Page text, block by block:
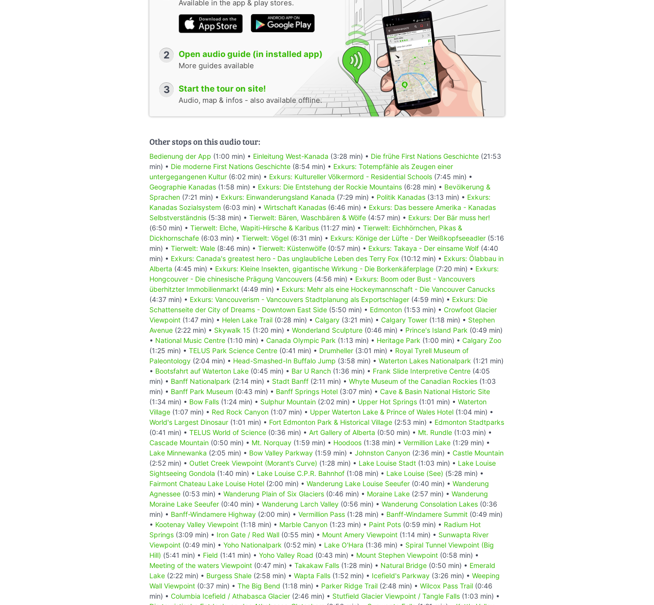
Available in the app & play stores.
2 Open audio guide (in installed app)
More guides available
3 Start the tour on site!
Audio, map & infos - also available offline.
Other stops on this audio tour:
Bedienung der App (1:00 min) • Einleitung West-Kanada (3:28 min) • Die frühe First Nations Geschichte (21:53
min) • Die moderne First Nations Geschichte (8:54 min) • Exkurs: Totempfähle als Zeugen einer
untergegangenen Kultur (6:02 min) • Exkurs: Kultureller Völkermord - Residential Schools (7:45 min) •
Geographie Kanadas (1:58 min) • Exkurs: Die Entstehung der Rockie Mountains (6:28 min) • Bevölkerung &
Sprachen (7:21 min) • Exkurs: Einwanderungsland Kanada (7:29 min) • Politik Kanadas (3:13 min) • Exkurs:
Kanadas Sozialsystem (6:03 min) • Wirtschaft Kanadas (6:46 min) • Exkurs: Das bessere Amerika - Kanadas
Selbstverständnis (5:38 min) • Tierwelt: Bären, Waschbären & Wölfe (4:57 min) • Exkurs: Der Bär muss her!
(6:50 min) • Tierwelt: Elche, Wapiti-Hirsche & Karibus (11:27 min) • Tierwelt: Eichhörnchen, Pikas &
Dickhornschafe (6:03 min) • Tierwelt: Vögel (6:31 min) • Exkurs: Könige der Lüfte - Der Weißkopfseeadler (5:16
min) • Tierwelt: Wale (8:46 min) • Tierwelt: Küstenwölfe (0:57 min) • Exkurs: Takaya - Der einsame Wolf (4:40
min) • Exkurs: Canada's greatest hero - Das unglaubliche Leben des Terry Fox (10:12 min) • Exkurs: Ölabbau in
Alberta (4:45 min) • Exkurs: Kleine Insekten, gigantische Wirkung - Die Borkenkäferplage (7:20 min) • Exkurs:
Hongcouver - Die chinesische Prägung Vancouvers (4:56 min) • Exkurs: Boom oder Bust - Vancouvers
überhitzter Immobilienmarkt (4:49 min) • Exkurs: Mehr als eine Hockeymannschaft - Die Vancouver Canucks
(4:37 min) • Exkurs: Vancouverism - Vancouvers Stadtplanung als Exportschlager (4:59 min) • Exkurs: Die
Schattenseite der City of Dreams - Downtown East Side (5:50 min) • Edmonton (1:53 min) • Crowfoot Glacier
Viewpoint (1:47 min) • Helen Lake Trail (0:28 min) • Calgary (3:21 min) • Calgary Tower (1:18 min) • Stephen
Avenue (2:22 min) • Skywalk 15 (1:20 min) • Wonderland Sculpture (0:46 min) • Prince's Island Park (0:49 min)
• National Music Centre (1:10 min) • Canada Olympic Park (1:13 min) • Heritage Park (1:00 min) • Calgary Zoo
(1:25 min) • TELUS Park Science Centre (0:41 min) • Drumheller (3:01 min) • Royal Tyrell Museum of
Paleontology (2:04 min) • Head-Smashed-In Buffalo Jump (3:58 min) • Waterton Lakes Nationalpark (1:21 min)
• Bootsfahrt auf Waterton Lake (0:45 min) • Bar U Ranch (1:36 min) • Frank Slide Interpretive Centre (4:05
min) • Banff Nationalpark (2:14 min) • Stadt Banff (2:11 min) • Whyte Museum of the Canadian Rockies (1:03
min) • Banff Park Museum (0:43 min) • Banff Springs Hotel (3:07 min) • Cave & Basin National Historic Site
(1:34 min) • Bow Falls (1:24 min) • Sulphur Mountain (2:02 min) • Upper Hot Springs (1:01 min) • Waterton
Village (1:07 min) • Red Rock Canyon (1:07 min) • Upper Waterton Lake & Prince of Wales Hotel (1:04 min) •
World's Largest Dinosaur (1:01 min) • Fort Edmonton Park & Historical Village (2:53 min) • Edmonton Stadtparks
(0:41 min) • TELUS World of Science (0:36 min) • Art Gallery of Alberta (0:50 min) • Mt. Rundle (1:03 min) •
Cascade Mountain (0:50 min) • Mt. Norquay (1:59 min) • Hoodoos (1:38 min) • Vermillion Lake (1:29 min) •
Lake Minnewanka (2:05 min) • Bow Valley Parkway (1:59 min) • Johnston Canyon (2:36 min) • Castle Mountain
(2:52 min) • Outlet Creek Viewpoint (Morant’s Curve) (1:28 min) • Lake Louise Stadt (1:03 min) • Lake Louise
Sightseeing Gondola (1:40 min) • Lake Louise C.P.R. Bahnhof (1:08 min) • Lake Louise (See) (5:28 min) •
Fairmont Chateau Lake Louise Hotel (2:00 min) • Wanderung Lake Louise Seeufer (0:40 min) • Wanderung
Agnessee (0:53 min) • Wanderung Plain of Six Glaciers (0:46 min) • Moraine Lake (2:57 min) • Wanderung
Moraine Lake Seeufer (0:40 min) • Wanderung Larch Valley (0:56 min) • Wanderung Consolation Lakes (0:36
min) • Banff-Windamere Highway (2:00 min) • Vermillion Pass (1:28 min) • Banff-Windamere Summit (0:49 min)
• Kootenay Valley Viewpoint (1:18 min) • Marble Canyon (1:23 min) • Paint Pots (0:59 min) • Radium Hot
Springs (3:09 min) • Iron Gate / Red Wall (0:55 min) • Mount Amery Viewpoint (1:14 min) • Sunwapta River
Viewpoint (0:49 min) • Yoho Nationalpark (0:52 min) • Lake O'Hara (1:36 min) • Spiral Tunnel Viewpoint (Big
Hill) (5:41 min) • Field (1:41 min) • Yoho Valley Road (0:43 min) • Mount Stephen Viewpoint (0:58 min) •
Meeting of the waters Viewpoint (0:47 min) • Takakaw Falls (1:28 min) • Natural Bridge (0:50 min) • Emerald
Lake (2:22 min) • Burgess Shale (2:58 min) • Wapta Falls (1:52 min) • Icefield's Parkway (3:26 min) • Weeping
Wall Viewpoint (0:37 min) • The Big Bend (1:18 min) • Parker Ridge Trail (2:48 min) • Wilcox Pass Trail (0:46
min) • Columbia Icefield / Athabasca Glacier (2:46 min) • Stutfield Glacier Viewpoint / Tangle Falls (1:03 min) •